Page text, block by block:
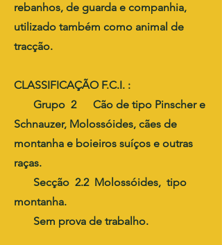
rebanhos, de guarda e companhia,
utilizado também como animal de
tracção.
CLASSIFICAÇÃO F.C.I. :
Grupo 2 Cão de tipo Pinscher e
Schnauzer, Molossóides, cães de
montanha e boieiros suíços e outras
raças.
Secção 2.2 Molossóides, tipo
montanha.
Sem prova de trabalho.